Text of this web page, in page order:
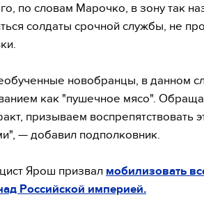
по словам Марочко, в зону так
солдаты срочной службы, не
новобранцы, в данном
как "пушечное мясо".
призываем воспрепятствовать
— добавил подполковник.
Ярош призвал мобилизовать
Российской империей.